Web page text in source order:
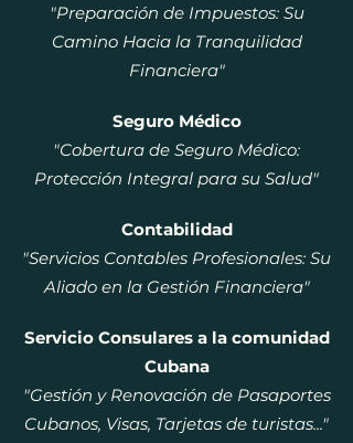
"Preparación de Impuestos: Su
Camino Hacia la Tranquilidad
Financiera"
Seguro Médico
"Cobertura de Seguro Médico:
Protección Integral para su Salud"
Contabilidad
"Servicios Contables Profesionales: Su
Aliado en la Gestión Financiera"
Servicio Consulares a la comunidad
Cubana
"Gestión y Renovación de Pasaportes
Cubanos, Visas, Tarjetas de turistas..."